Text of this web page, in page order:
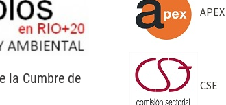
la Cumbre de
APEX
CSE